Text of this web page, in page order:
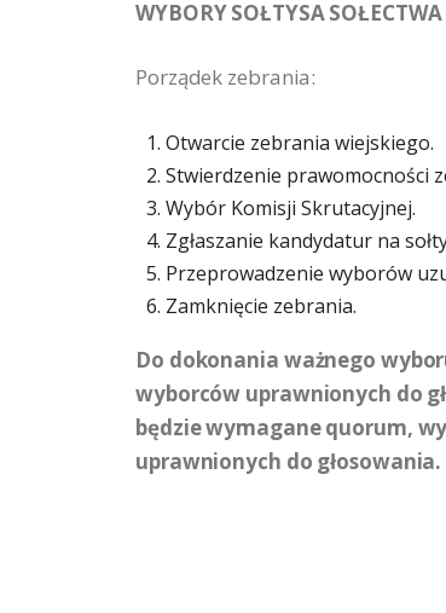
WYBORY SOŁTYSA
Porządek zebrania:
Otwarcie zebrania wiejskiego.
Stwierdzenie prawomocności
Wybór Komisji Skrutacyjnej.
Zgłaszanie kandydatur na
Przeprowadzenie wyborów
Zamknięcie zebrania.
Do dokonania ważnego
wyborców uprawnionych do
będzie wymagane quorum,
uprawnionych do głosowania.